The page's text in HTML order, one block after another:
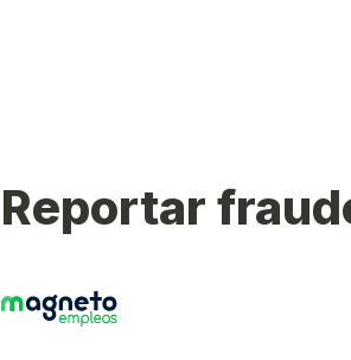
Reportar